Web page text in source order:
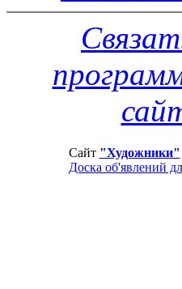
Сайт "Художники"
Доска об'явлений